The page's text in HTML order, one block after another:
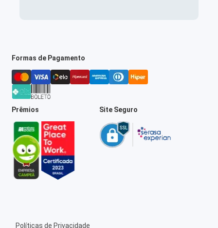
Formas de Pagamento
Prêmios Site Seguro
Políticas de Privacidade